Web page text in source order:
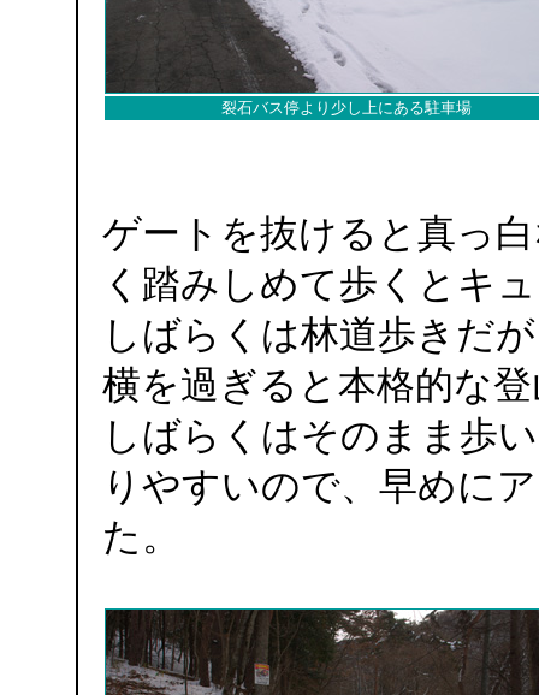
裂石バス停より少し上にある駐車場
ゲートを抜けると真っ
く踏みしめて歩くとキ
しばらくは林道歩きだ
横を過ぎると本格的な
しばらくはそのまま歩
りやすいので、早めに
た。